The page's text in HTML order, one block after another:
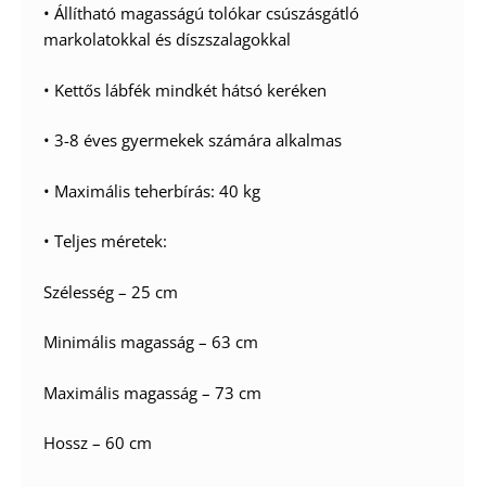
• Állítható magasságú tolókar csúszásgátló
markolatokkal és díszszalagokkal
• Kettős lábfék mindkét hátsó keréken
• 3-8 éves gyermekek számára alkalmas
• Maximális teherbírás: 40 kg
• Teljes méretek:
Szélesség – 25 cm
Minimális magasság – 63 cm
Maximális magasság – 73 cm
Hossz – 60 cm